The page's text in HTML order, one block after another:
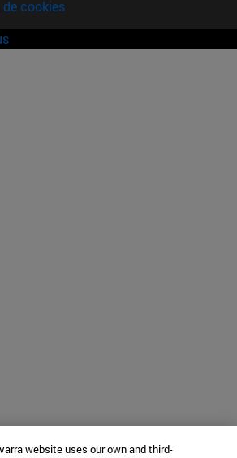
cookies
website uses our own and third-